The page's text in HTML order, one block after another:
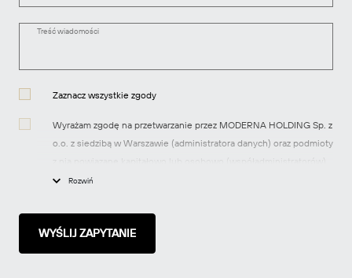
Treść wiadomości
Zaznacz wszystkie zgody
Wyrażam zgodę na przetwarzanie przez MODERNA HOLDING Sp. z
o.o. z siedzibą w Warszawie (administratora danych) oraz podmioty
moich danych osobowych w celach marketingowych, tj.
oraz informacji o nowych inwestycjach realizowanych przez spółki
z grupy MODERNA za pomocą środków komunikacji
elektronicznej, zgodnie z art. 10 ustawy z dnia 18 lipca 2002 r. o
Rozwiń